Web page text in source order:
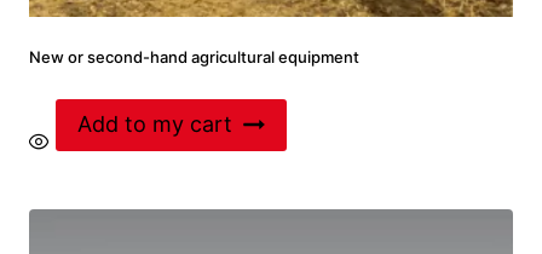
New or second-hand agricultural equipment
Add to my cart